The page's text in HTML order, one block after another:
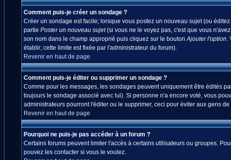
Comment puis-je créer un sondage ?
Créer un sondage est facile; lorsque vous postez un nouveau sujet (ou
partie Poster un nouveau sujet(si vous ne le voyez pas, c'est que vous
son nom dans le champ approprié puis cliquez sur le boutonAjouter l'option.
établir; cette limite est fixée par l'administrateur du forum).
Revenir en haut de page
Comment puis-je éditer ou supprimer un sondage ?
Comme pour les messages, les sondages peuvent uniquement être édités
toujours le sondage associé avec lui). Si personne n'a encore voté, vous
administrateurs pourront l'éditer ou le supprimer, ceci pour éviter aux gens
Revenir en haut de page
Pourquoi ne puis-je pas accéder à un forum ?
Certains forums peuvent limiter l'accès à certains utilisateurs ou groupes.
pouvez les contacter si vous le voulez.